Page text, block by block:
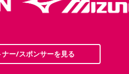
ー/スポンサーを見る